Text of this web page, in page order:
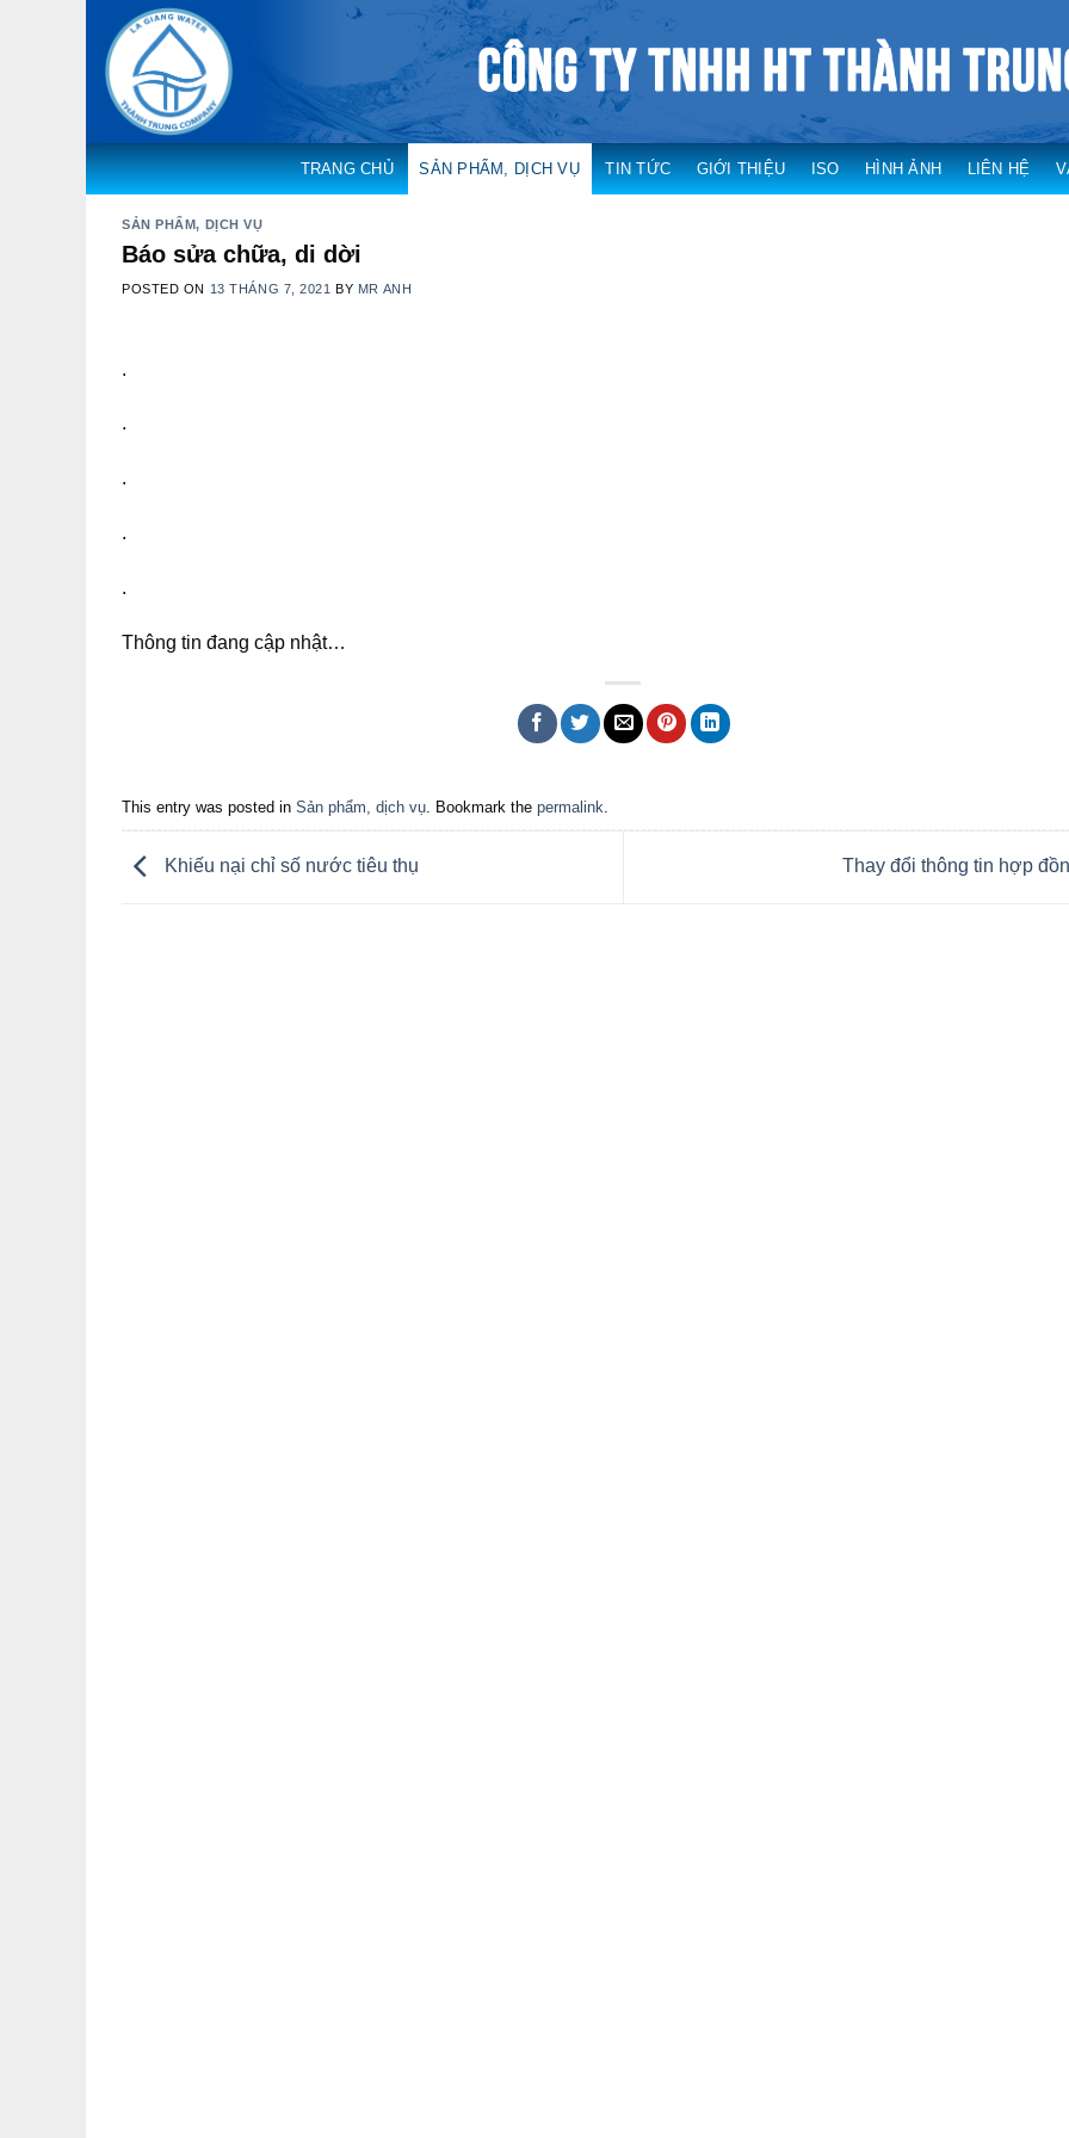
content
TRANG CHỦ SẢN PHẨM, DỊCH VỤ TIN TỨC GIỚI THIỆU ISO HÌNH ẢNH LIÊN HỆ
SẢN PHẨM, DỊCH VỤ
Báo sửa chữa, di dời
POSTED ON 13 THÁNG 7, 2021 BY MR ANH
.
.
.
.
.
Thông tin đang cập nhật…
This entry was posted in Sản phẩm, dịch vụ . Bookmark the permalink
Khiếu nại chỉ số nước tiêu thụ Thay đổi thông tin hợp